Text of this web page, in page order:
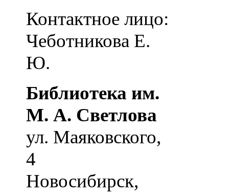
Контактное лицо:
Чеботникова Е.
Ю.
Библиотека им.
М. А. Светлова
ул. Маяковского,
4
Новосибирск,